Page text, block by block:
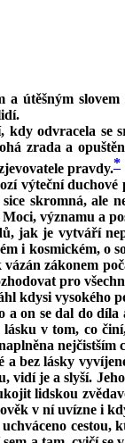
a útěšným
kdy odvracela
zrada a
pravdy.*
výteční
sice skromná,
Moci, významu a
jak je vytváří
i kosmickém, o
zákonem
pro
kdysi vysokého
a on se dal do
v tom, co
nejčistším
bez lásky
vidí je a slyší.
lidskou
v ní uvízne i
cestou,